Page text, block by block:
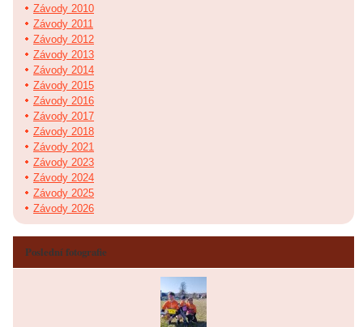
Závody 2010
Závody 2011
Závody 2012
Závody 2013
Závody 2014
Závody 2015
Závody 2016
Závody 2017
Závody 2018
Závody 2021
Závody 2023
Závody 2024
Závody 2025
Závody 2026
Poslední fotografie